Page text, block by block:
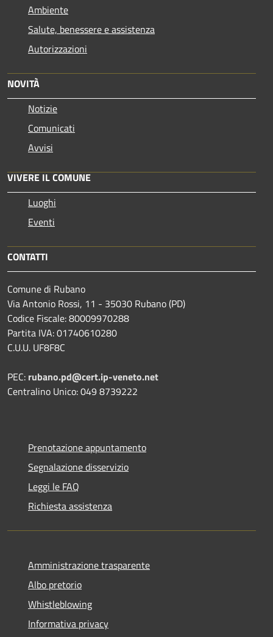
Ambiente
Salute, benessere e assistenza
Autorizzazioni
NOVITÀ
Notizie
Comunicati
Avvisi
VIVERE IL COMUNE
Luoghi
Eventi
CONTATTI
Comune di Rubano
Via Antonio Rossi, 11 - 35030 Rubano (PD)
Codice Fiscale: 80009970288
Partita IVA: 01740610280
C.U.U. UF8F8C
PEC: rubano.pd@cert.ip-veneto.net
Centralino Unico: 049 8739222
Prenotazione appuntamento
Segnalazione disservizio
Leggi le FAQ
Richiesta assistenza
Amministrazione trasparente
Albo pretorio
Whistleblowing
Informativa privacy